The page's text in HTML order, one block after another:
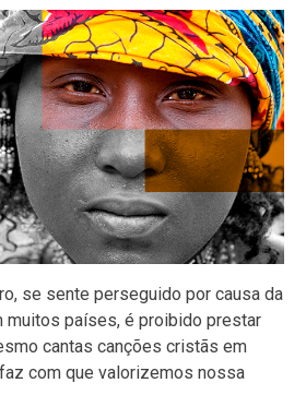
se sente perseguido por causa da
muitos países, é proibido prestar
cantas canções cristãs em
com que valorizemos nossa